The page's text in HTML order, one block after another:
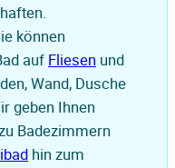
können
auf Fliesen und
Wand, Dusche
geben Ihnen
Badezimmern
hin zum